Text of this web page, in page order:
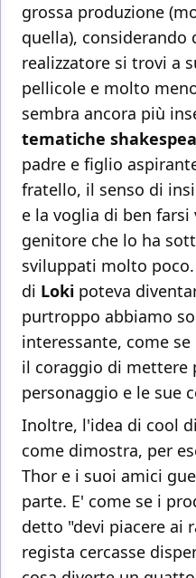
grossa produzione
quella), considerando
realizzatore si trovi a
pellicole e molto
sembra ancora più
tematiche
padre e figlio
fratello, il senso di
e la voglia di ben
genitore che lo ha
sviluppati molto
di Loki poteva
purtroppo abbiamo
interessante, come
il coraggio di mettere
personaggio e le sue
Inoltre, l'idea di cool di
come dimostra, per
Thor e i suoi amici
parte. E' come se i
detto "devi piacere ai
regista cercasse